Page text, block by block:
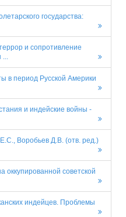
государства:
и сопротивление
...
в период Русской Америки
и индейские войны -
Воробьев Д.В. (отв. ред.)
советской
индейцев. Проблемы